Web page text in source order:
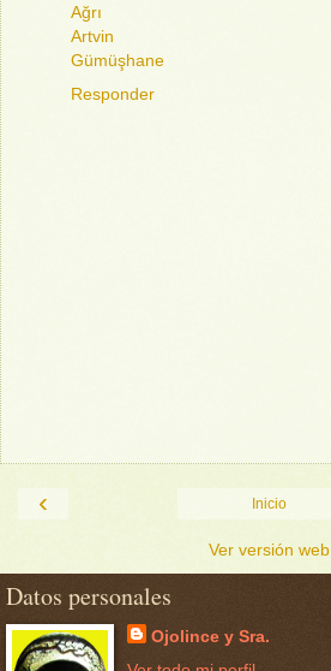
Ağrı
Artvin
Gümüşhane
Responder
‹ Inicio
Ver versión web
Datos personales
Ojolince y Sra.